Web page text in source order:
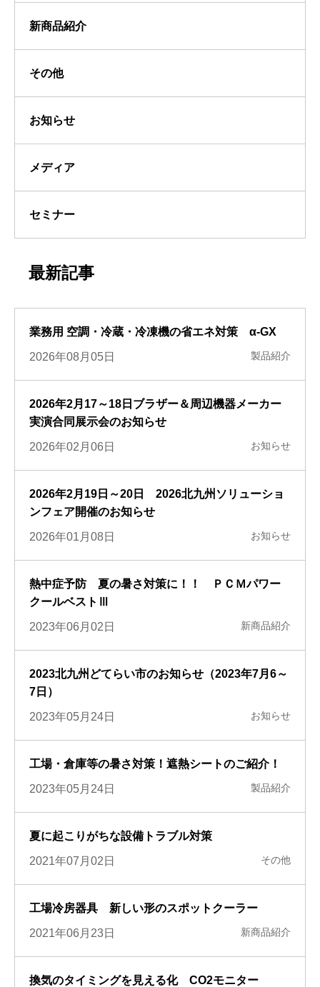
新商品紹介
その他
お知らせ
メディア
セミナー
最新記事
業務用 空調・冷蔵・冷凍機の省エネ対策 α-GX
2026年08月05日 製品紹介
2026年2月17～18日ブラザー＆周辺機器メーカー
実演合同展示会のお知らせ
2026年02月06日 お知らせ
2026年2月19日～20日 2026北九州ソリューショ
ンフェア開催のお知らせ
2026年01月08日 お知らせ
熱中症予防 夏の暑さ対策に！！ ＰＣＭパワー
クールベストⅢ
2023年06月02日 新商品紹介
2023北九州どてらい市のお知らせ（2023年7月6～
7日）
2023年05月24日 お知らせ
工場・倉庫等の暑さ対策！遮熱シートのご紹介！
2023年05月24日 製品紹介
夏に起こりがちな設備トラブル対策
2021年07月02日 その他
工場冷房器具 新しい形のスポットクーラー
2021年06月23日 新商品紹介
換気のタイミングを見える化 CO2モニター